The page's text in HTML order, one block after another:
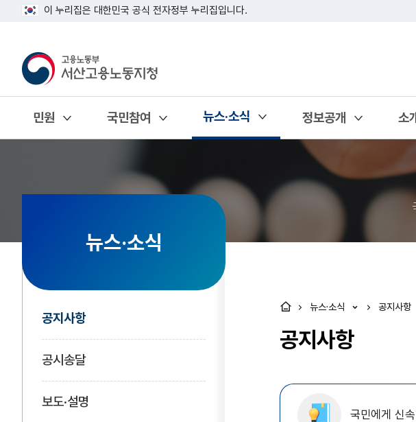
이 누리집은 대한민국 공식 전자정부 누리집입니다.
민원
열기
국민참여
열기
뉴스·소식
열기 정보공개
열기
소
열
뉴스·소식
공지사항
공시송달
보도·설명
공지사항
뉴스·소식 공지사항
국민에게 신